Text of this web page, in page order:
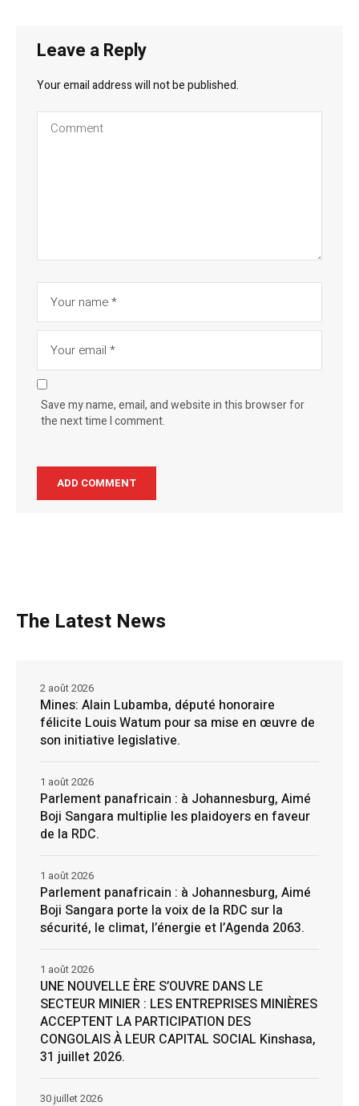
Leave a Reply
Your email address will not be published.
Save my name, email, and website in this browser for
the next time I comment.
The Latest News
Mines: Alain Lubamba, député honoraire
félicite Louis Watum pour sa mise en œuvre de
son initiative legislative.
2 août 2026
Parlement panafricain : à Johannesburg, Aimé
Boji Sangara multiplie les plaidoyers en faveur
de la RDC.
1 août 2026
Parlement panafricain : à Johannesburg, Aimé
Boji Sangara porte la voix de la RDC sur la
sécurité, le climat, l’énergie et l’Agenda 2063.
1 août 2026
UNE NOUVELLE ÈRE S’OUVRE DANS LE
SECTEUR MINIER : LES ENTREPRISES MINIÈRES
ACCEPTENT LA PARTICIPATION DES
CONGOLAIS À LEUR CAPITAL SOCIAL Kinshasa,
31 juillet 2026.
1 août 2026
30 juillet 2026